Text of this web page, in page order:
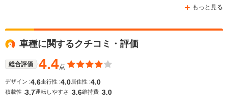
WLTCモード
燃費
7.8km/L
12.5km/L
14.6km/L
もっと見る
車種に関するクチコミ・評価
総合評価 4.4点
デザイン :4.6走行性 :4.0 居住性 :4.0
積載性 :3.7運転しやすさ :3.6維持費 :3.0